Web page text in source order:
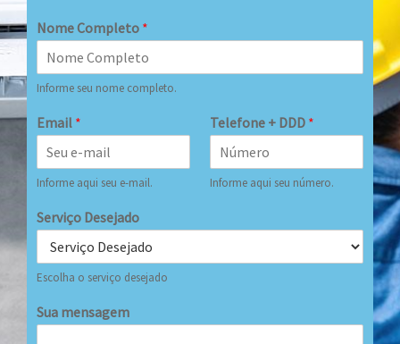
Nome Completo *
Informe seu nome completo.
Email *
Informe aqui seu e-mail.
Telefone + DDD *
Informe aqui seu número.
Serviço Desejado
Escolha o serviço desejado
Sua mensagem